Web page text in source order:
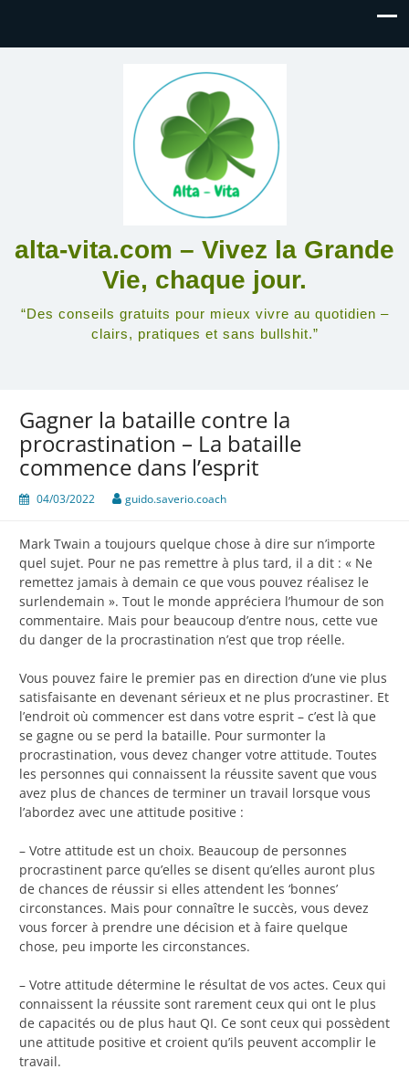
alta-vita.com – Vivez la Grande
Vie, chaque jour.
“Des conseils gratuits pour mieux vivre au quotidien –
clairs, pratiques et sans bullshit.”
Gagner la bataille contre la
procrastination – La bataille
commence dans l’esprit
04/03/2022 guido.saverio.coach
Mark Twain a toujours quelque chose à dire sur n’importe
quel sujet. Pour ne pas remettre à plus tard, il a dit : « Ne
remettez jamais à demain ce que vous pouvez réalisez le
surlendemain ». Tout le monde appréciera l’humour de son
commentaire. Mais pour beaucoup d’entre nous, cette vue
du danger de la procrastination n’est que trop réelle.
Vous pouvez faire le premier pas en direction d’une vie plus
satisfaisante en devenant sérieux et ne plus procrastiner. Et
l’endroit où commencer est dans votre esprit – c’est là que
se gagne ou se perd la bataille. Pour surmonter la
procrastination, vous devez changer votre attitude. Toutes
les personnes qui connaissent la réussite savent que vous
avez plus de chances de terminer un travail lorsque vous
l’abordez avec une attitude positive :
– Votre attitude est un choix. Beaucoup de personnes
procrastinent parce qu’elles se disent qu’elles auront plus
de chances de réussir si elles attendent les ‘bonnes’
circonstances. Mais pour connaître le succès, vous devez
vous forcer à prendre une décision et à faire quelque
chose, peu importe les circonstances.
– Votre attitude détermine le résultat de vos actes. Ceux qui
connaissent la réussite sont rarement ceux qui ont le plus
de capacités ou de plus haut QI. Ce sont ceux qui possèdent
une attitude positive et croient qu’ils peuvent accomplir le
travail.